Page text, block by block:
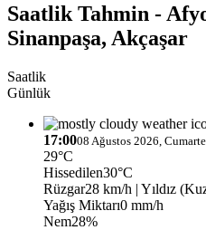
Saatlik Tahmin -
Sinanpaşa, Akçaşar
Saatlik
Günlük
17:0008 Ağustos 2026,
29°C
Hissedilen30°C
Rüzgar28 km/h | Yıldız
Yağış Miktarı0 mm/h
Nem28%